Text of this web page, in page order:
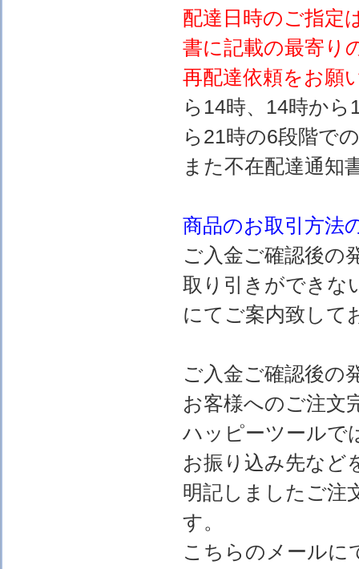
配達日時のご指定
書に記載の最寄り
再配達依頼をお願
ら14時、14時か
ら21時の6段階で
また不在配達通知
商品のお取引方法
ご入金ご確認後の
取り引きができな
にてご案内致して
ご入金ご確認後の
お客様へのご注文
ハッピーツールで
お振り込み先など
明記しましたご注
す。
こちらのメールに